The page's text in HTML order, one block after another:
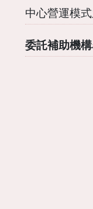
中心營運模
委託補助機構